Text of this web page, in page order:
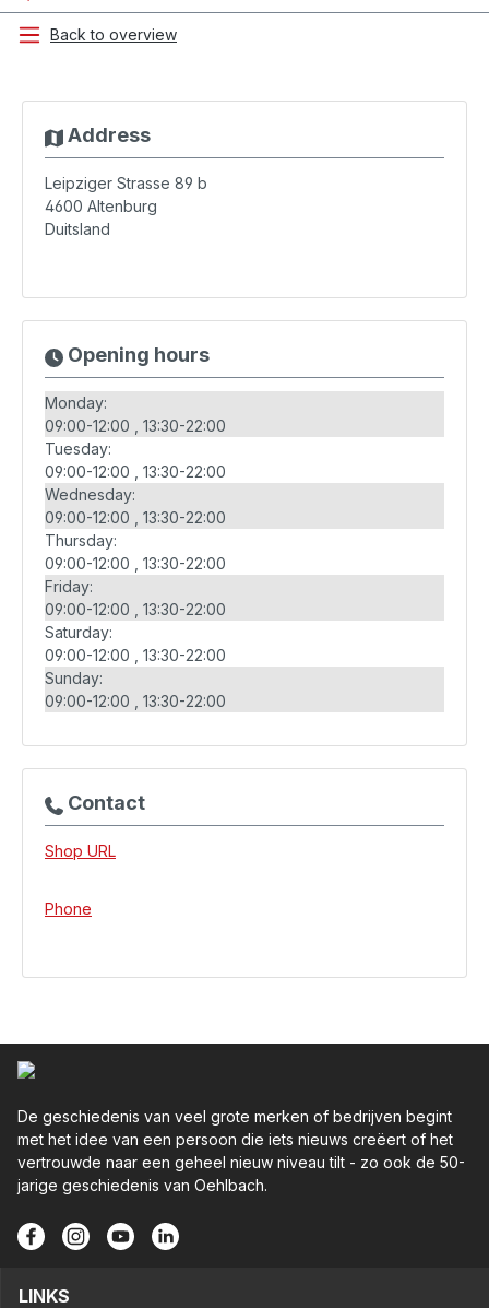
Back to overview
Address
Leipziger Strasse 89 b
4600 Altenburg
Duitsland
Opening hours
Monday:
09:00-12:00
13:30-22:00
Tuesday:
09:00-12:00
13:30-22:00
Wednesday:
09:00-12:00
13:30-22:00
Thursday:
09:00-12:00
13:30-22:00
Friday:
09:00-12:00
13:30-22:00
Saturday:
09:00-12:00
13:30-22:00
Sunday:
09:00-12:00
13:30-22:00
Contact
Shop URL
Phone
De geschiedenis van veel grote merken of bedrijven begint
met het idee van een persoon die iets nieuws creëert of het
vertrouwde naar een geheel nieuw niveau tilt - zo ook de 50-
jarige geschiedenis van Oehlbach.
LINKS